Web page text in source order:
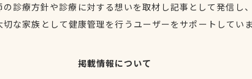
の診療方針や診療に対する想いを取材し記事として発信し
切な家族として健康管理を行うユーザーをサポートしてい
掲載情報について